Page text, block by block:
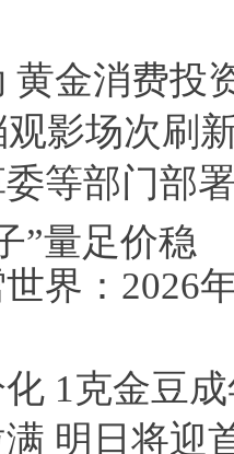
黄金消费投
观影场次刷
等部门部
”量足价稳
界：2026
1克金豆
明日将迎